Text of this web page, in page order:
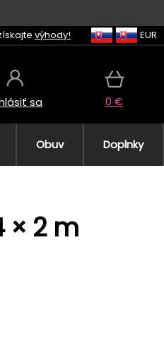
výhody! EUR
sa 0 €
Obuv Doplnky
× 2 m